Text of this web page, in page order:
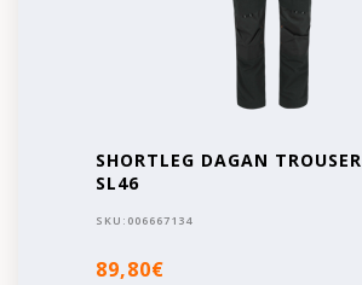
SHORTLEG DAGAN
SL46
SKU: 006667134
89,80€